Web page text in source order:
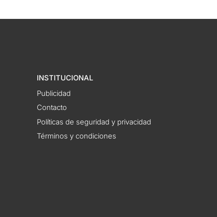
INSTITUCIONAL
Publicidad
Contacto
Políticas de seguridad y privacidad
Términos y condiciones